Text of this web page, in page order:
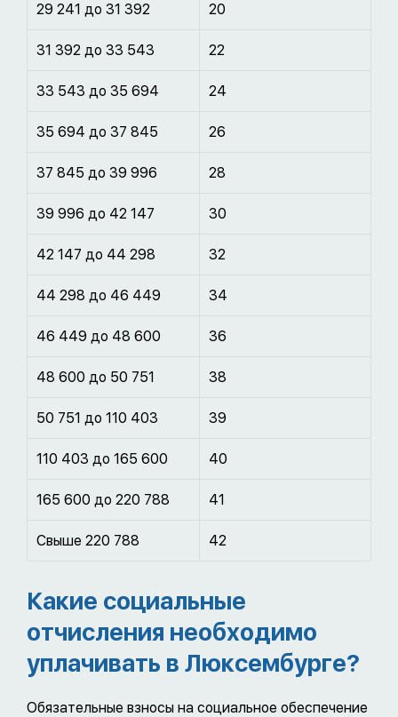
29 241 до 31 392 20
31 392 до 33 543 22
33 543 до 35 694 24
35 694 до 37 845 26
37 845 до 39 996 28
39 996 до 42 147 30
42 147 до 44 298 32
44 298 до 46 449 34
46 449 до 48 600 36
48 600 до 50 751 38
50 751 до 110 403 39
110 403 до 165 600 40
165 600 до 220 788 41
Свыше 220 788 42
Какие социальные
отчисления необходимо
уплачивать в Люксембурге?
Обязательные взносы на социальное обеспечение